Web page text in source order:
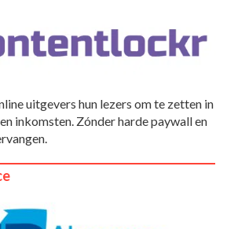
uitgevers hun lezers om te zetten in
inkomsten. Zónder harde paywall en